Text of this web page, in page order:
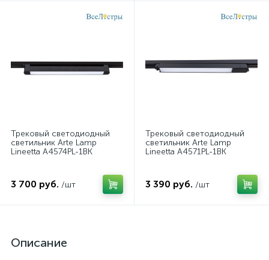
Трековый светодиодный
светильник Arte Lamp
Lineetta A4574PL-1BK
3 700 руб. /шт
Трековый светодиодный
светильник Arte Lamp
Lineetta A4571PL-1BK
3 390 руб. /шт
Описание